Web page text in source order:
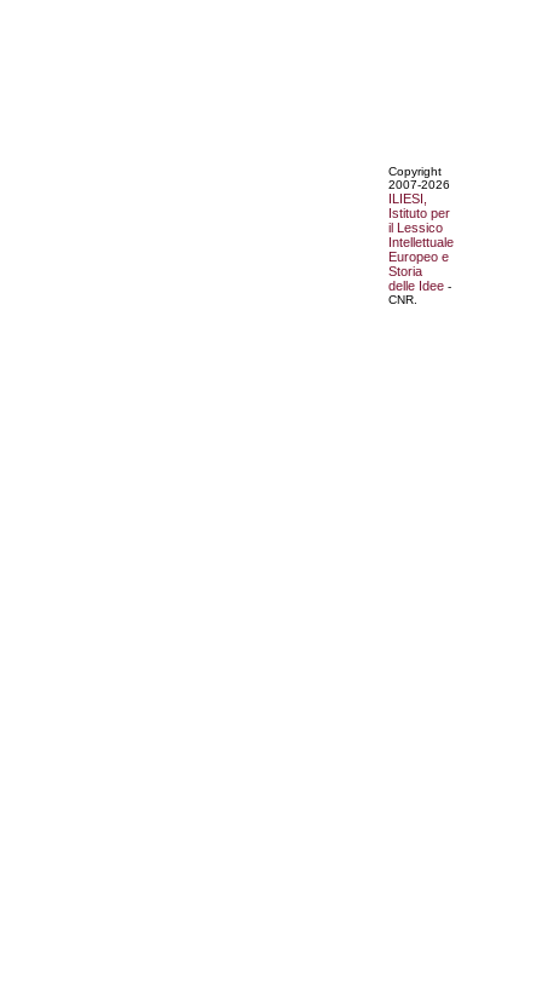
Copyright
2007-2026
ILIESI,
Istituto per
il Lessico
Intellettuale
Europeo e
Storia
delle Idee -
CNR.